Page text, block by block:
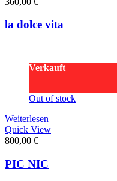
la dolce vita
Verkauft
Out of stock
Weiterlesen
Quick View
800,00 €
PIC NIC